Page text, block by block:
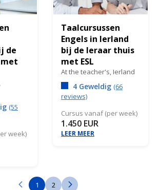
de
(55
week)
Taalcursussen
Engels in Ierland
bij de leraar thuis
met ESL
At the teacher's, Ierland
4 Geweldig (66
reviews)
Cursus vanaf (per week)
1.450 EUR
LEER MEER
1 2